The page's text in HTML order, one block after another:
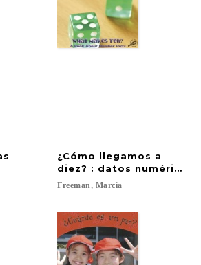
¿Cómo llegamos a
diez? : datos numéricos
Freeman, Marcia